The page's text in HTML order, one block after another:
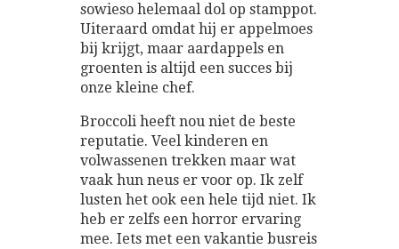
sowieso helemaal dol op stamppot.
Uiteraard omdat hij er appelmoes
bij krijgt, maar aardappels en
groenten is altijd een succes bij
onze kleine chef.
Broccoli heeft nou niet de beste
reputatie. Veel kinderen en
volwassenen trekken maar wat
vaak hun neus er voor op. Ik zelf
lusten het ook een hele tijd niet. Ik
heb er zelfs een horror ervaring
mee. Iets met een vakantie busreis